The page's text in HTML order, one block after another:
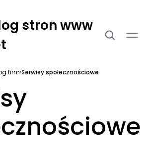
stron www
firm›Serwisy społecznościowe